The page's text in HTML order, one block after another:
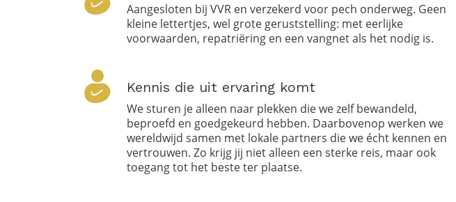
Aangesloten bij VVR en verzekerd voor pech onderweg. Geen
kleine lettertjes, wel grote geruststelling: met eerlijke
voorwaarden, repatriëring en een vangnet als het nodig is.
Kennis die uit ervaring komt
We sturen je alleen naar plekken die we zelf bewandeld,
beproefd en goedgekeurd hebben. Daarbovenop werken we
wereldwijd samen met lokale partners die we écht kennen en
vertrouwen. Zo krijg jij niet alleen een sterke reis, maar ook
toegang tot het beste ter plaatse.